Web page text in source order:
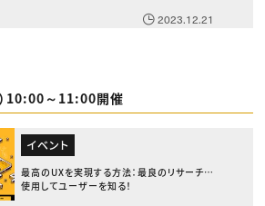
2023.12.21
10:00～11:00開催
イベント
最高のUXを実現する方法：最良のリサーチを
使用してユーザーを知る！